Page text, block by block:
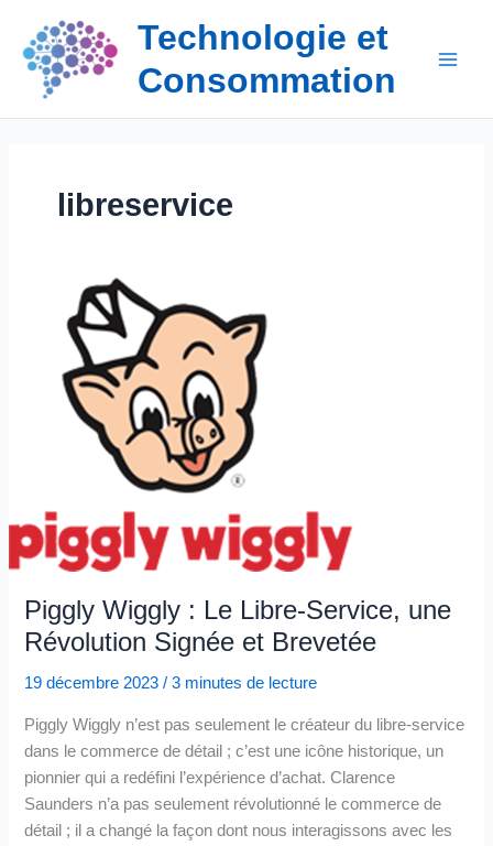
contenu
Technologie et
Consommation
libreservice
Piggly Wiggly : Le Libre-Service, une
Révolution Signée et Brevetée
19 décembre 2023/3 minutes de lecture
Piggly Wiggly n’est pas seulement le créateur du libre-service
dans le commerce de détail ; c’est une icône historique, un
pionnier qui a redéfini l’expérience d’achat. Clarence
Saunders n’a pas seulement révolutionné le commerce de
détail ; il a changé la façon dont nous interagissons avec les